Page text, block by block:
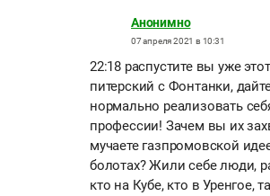
Анонимно
07 апреля 2021 в 10:31
22:18 распустите вы уже
питерский с Фонтанки,
нормально реализовать
профессии! Зачем вы их
мучаете газпромовской
болотах? Жили себе люди,
кто на Кубе, кто в Уренгое,